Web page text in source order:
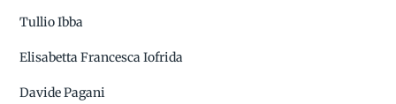
Tullio Ibba
Elisabetta Francesca Iofrida
Davide Pagani